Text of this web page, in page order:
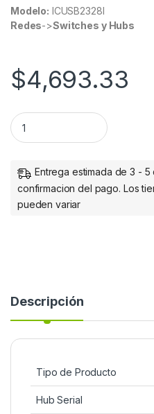
Modelo: ICUSB2328I
Redes->Switches y Hubs
$4,693.33
StarTech.com Hub
Entrega estimada de 3 -
confirmacion del pago. Los
pueden variar
Descripción
Tipo de Producto
Hub Serial